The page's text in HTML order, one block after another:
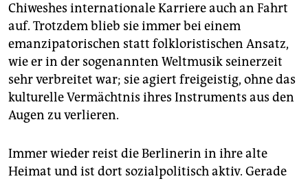
Chiweshes internationale Karriere auch an Fahrt
auf. Trotzdem blieb sie immer bei einem
emanzipatorischen statt folkloristischen Ansatz,
wie er in der sogenannten Weltmusik seinerzeit
sehr verbreitet war; sie agiert freigeistig, ohne das
kulturelle Vermächtnis ihres Instruments aus den
Augen zu verlieren.
Immer wieder reist die Berlinerin in ihre alte
Heimat und ist dort sozialpolitisch aktiv. Gerade